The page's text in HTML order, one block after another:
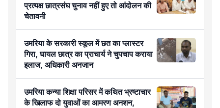
प्रत्यक्ष छात्रसंघ चुनाव नहीं हुए तो आंदोलन की
चेतावनी
उमरिया के सरकारी स्कूल में छत का प्लास्टर
गिरा, घायल छात्र का प्राचार्य ने चुपचाप कराया
इलाज, अधिकारी अनजान
उमरिया कन्या शिक्षा परिसर में कथित भ्रष्टाचार
के खिलाफ दो युवाओं का आमरण अनशन,